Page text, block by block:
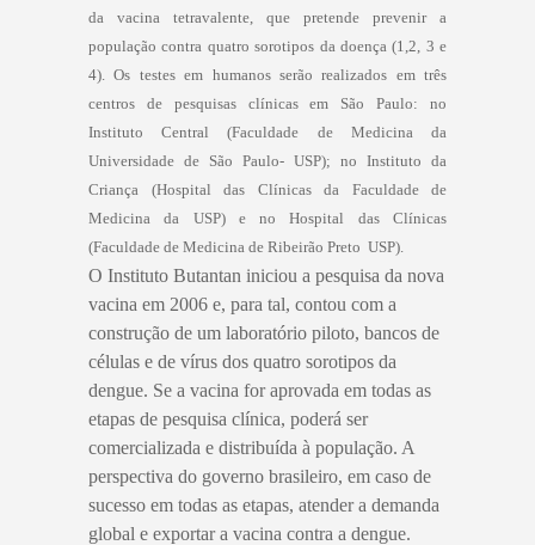
da vacina tetravalente, que pretende prevenir a
população contra quatro sorotipos da doença (1,2, 3 e
4). Os testes em humanos serão realizados em três
centros de pesquisas clínicas em São Paulo: no
Instituto Central (Faculdade de Medicina da
Universidade de São Paulo- USP); no Instituto da
Criança (Hospital das Clínicas da Faculdade de
Medicina da USP) e no Hospital das Clínicas
(Faculdade de Medicina de Ribeirão Preto  USP).
O Instituto Butantan iniciou a pesquisa da nova
vacina em 2006 e, para tal, contou com a
construção de um laboratório piloto, bancos de
células e de vírus dos quatro sorotipos da
dengue. Se a vacina for aprovada em todas as
etapas de pesquisa clínica, poderá ser
comercializada e distribuída à população. A
perspectiva do governo brasileiro, em caso de
sucesso em todas as etapas, atender a demanda
global e exportar a vacina contra a dengue.